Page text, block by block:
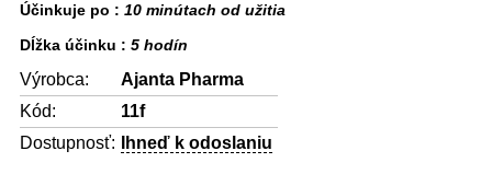
Účinkuje po : 10 minútach od užitia
Dĺžka účinku : 5 hodín
Výrobca:
Ajanta Pharma
Kód:
11f
Dostupnosť:
Ihneď k odoslaniu